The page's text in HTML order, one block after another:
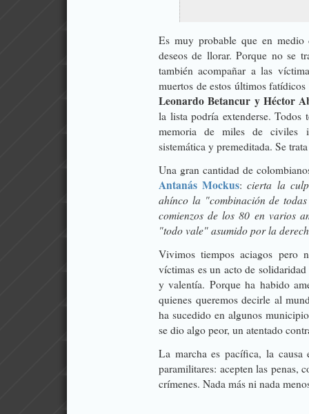
Es muy probable que en medio
deseos de llorar. Porque no se
también acompañar a las
muertos de estos últimos
Leonardo Betancur y Héctor
la lista podría extenderse. Todos
memoria de miles de civiles
sistemática y premeditada. Se
Una gran cantidad de
Antanás Mockus: cierta la
ahínco la "combinación de
comienzos de los 80 en varios
"todo vale" asumido por la
Vivimos tiempos aciagos pero
víctimas es un acto de
y valentía. Porque ha habido
quienes queremos decirle al
ha sucedido en algunos
se dio algo peor, un atentado
La marcha es pacífica, la
paramilitares: acepten las penas,
crímenes. Nada más ni nada